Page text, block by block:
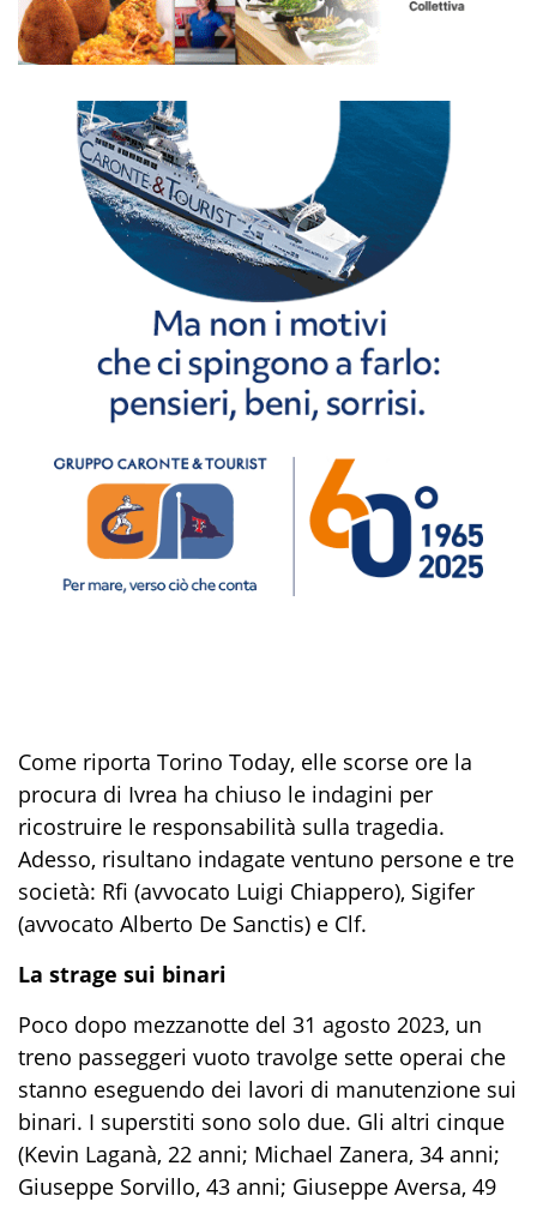
Come riporta Torino Today, elle scorse ore la
procura di Ivrea ha chiuso le indagini per
ricostruire le responsabilità sulla tragedia.
Adesso, risultano indagate ventuno persone e tre
società: Rfi (avvocato Luigi Chiappero), Sigifer
(avvocato Alberto De Sanctis) e Clf.
La strage sui binari
Poco dopo mezzanotte del 31 agosto 2023, un
treno passeggeri vuoto travolge sette operai che
stanno eseguendo dei lavori di manutenzione sui
binari. I superstiti sono solo due. Gli altri cinque
(Kevin Laganà, 22 anni; Michael Zanera, 34 anni;
Giuseppe Sorvillo, 43 anni; Giuseppe Aversa, 49